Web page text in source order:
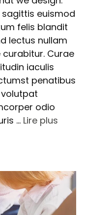
euismod
felis blandit
lectus nullam
Curae
iaculis
penatibus
odio
… Lire plus